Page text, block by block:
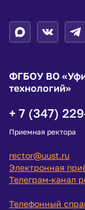
ФГБОУ ВО
технологий»
+ 7 (347)
Приемная ректора
rector@uust.ru
Электронная
Телеграм-канал
Телефонный